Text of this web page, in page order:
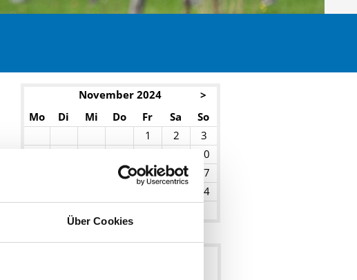
Über Cookies
November 2024
>
Mo
Di Mi Do Fr Sa
So
1
2
3
10
14 15 16
17
24